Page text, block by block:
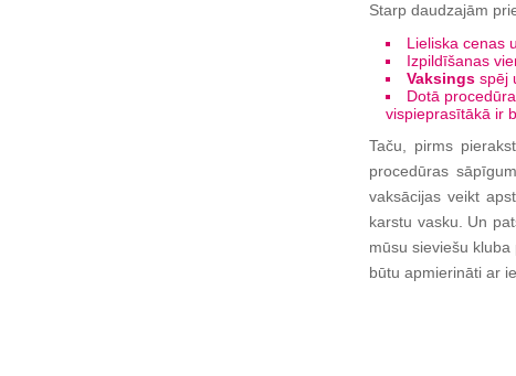
Starp daudzajām
Lieliska cenas
Izpildīšanas
Vaksings spēj
Dotā
vispieprasītākā ir
Taču, pirms
procedūras
vaksācijas veikt
karstu vasku. Un
mūsu sieviešu
būtu apmierināti ar